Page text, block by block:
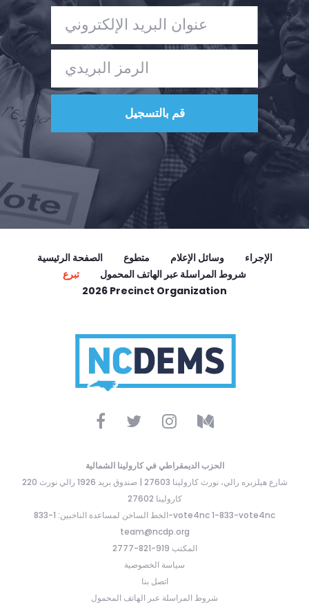
الصفحة الرئيسية متطوع وسائل الإعلام
الإجراء
تبرع
شروط المراسلة عبر الهاتف المحمول
2026 Precinct Organization
الحزب الديمقراطي في كارولينا الشمالية
220 شارع هيلزبره رالي، نورث كارولينا 27603 | صندوق بريد 1926 رالي نورث
كارولينا 27602
الخط الساخن لمساعدة الناخبين: 1-833-vote4nc 1-833-vote4nc
team@ncdp.org
المكتب 919-821-2777
سياسة الخصوصية
اتصل بنا
شروط المراسلة عبر الهاتف المحمول